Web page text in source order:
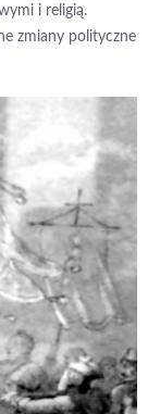
i religią.
zmiany polityczne